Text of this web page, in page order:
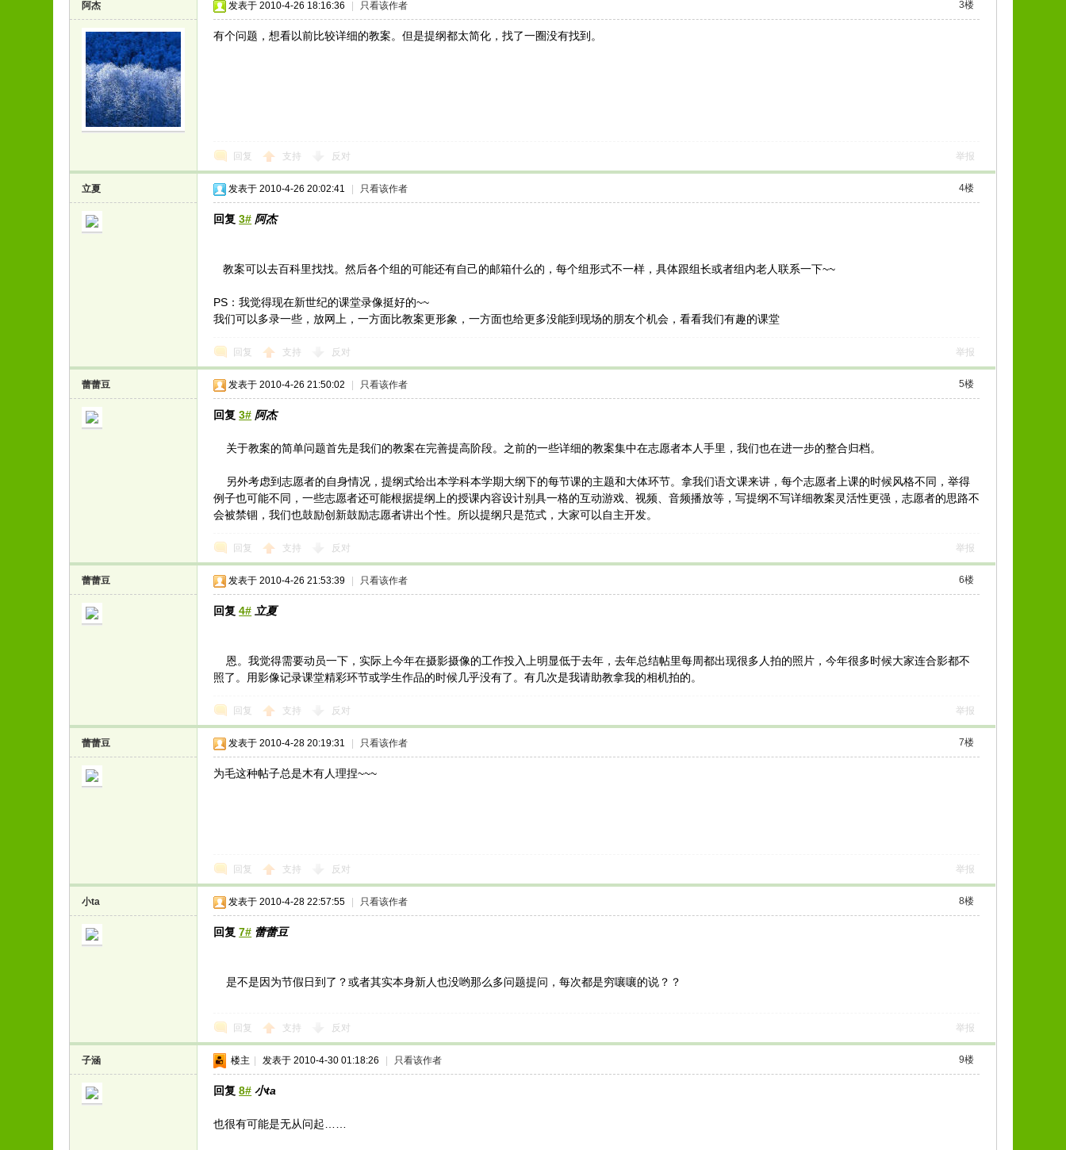
阿杰 3楼
发表于 2010-4-26 18:16:36 只看该作者
有个问题，想看以前比较详细的教案。但是提纲都太简化，找了一圈没有找到。
回复 支持 反对 举报
立夏 4楼
发表于 2010-4-26 20:02:41 只看该作者
回复3# 阿杰
教案可以去百科里找找。然后各个组的可能还有自己的邮箱什么的，每个组形式不一样，具体跟组长或者组内老人联系一下~~
PS：我觉得现在新世纪的课堂录像挺好的~~
我们可以多录一些，放网上，一方面比教案更形象，一方面也给更多没能到现场的朋友个机会，看看我们有趣的课堂
回复 支持 反对 举报
蕾蕾豆 5楼
发表于 2010-4-26 21:50:02 只看该作者
回复3# 阿杰
关于教案的简单问题首先是我们的教案在完善提高阶段。之前的一些详细的教案集中在志愿者本人手里，我们也在进一步的整合归档。
另外考虑到志愿者的自身情况，提纲式给出本学科本学期大纲下的每节课的主题和大体环节。拿我们语文课来讲，每个志愿者上课的时候风格不同，举得
例子也可能不同，一些志愿者还可能根据提纲上的授课内容设计别具一格的互动游戏、视频、音频播放等，写提纲不写详细教案灵活性更强，志愿者的思路不
会被禁锢，我们也鼓励创新鼓励志愿者讲出个性。所以提纲只是范式，大家可以自主开发。
回复 支持 反对 举报
蕾蕾豆 6楼
发表于 2010-4-26 21:53:39 只看该作者
回复4# 立夏
恩。我觉得需要动员一下，实际上今年在摄影摄像的工作投入上明显低于去年，去年总结帖里每周都出现很多人拍的照片，今年很多时候大家连合影都不
照了。用影像记录课堂精彩环节或学生作品的时候几乎没有了。有几次是我请助教拿我的相机拍的。
回复 支持 反对 举报
蕾蕾豆 7楼
发表于 2010-4-28 20:19:31 只看该作者
为毛这种帖子总是木有人理捏~~~
回复 支持 反对 举报
小ta 8楼
发表于 2010-4-28 22:57:55 只看该作者
回复7# 蕾蕾豆
是不是因为节假日到了？或者其实本身新人也没哟那么多问题提问，每次都是穷嚷嚷的说？？
回复 支持 反对 举报
子涵 9楼
楼主 发表于 2010-4-30 01:18:26 只看该作者
回复8# 小ta
也很有可能是无从问起……